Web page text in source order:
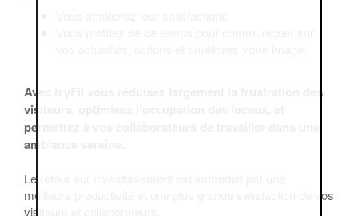
Avec IzyFil vous réduisez largement la frustration des
visiteurs, optimisez l’occupation des locaux, et
permettez à vos collaborateurs de travailler dans une
ambiance sereine.
Le retour sur investissement est immédiat par une
meilleure productivité et une plus grande satisfaction de vos
visiteurs et collaborateurs.